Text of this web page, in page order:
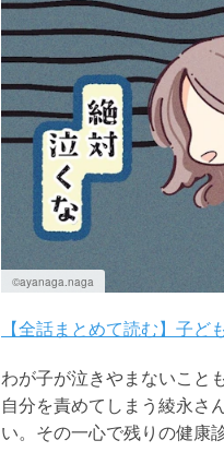
©ayanaga.naga
【全話まとめて読む】子
わが子が泣きやまないこと
自分を責めてしまう綾永さ
い。その一心で残りの健康